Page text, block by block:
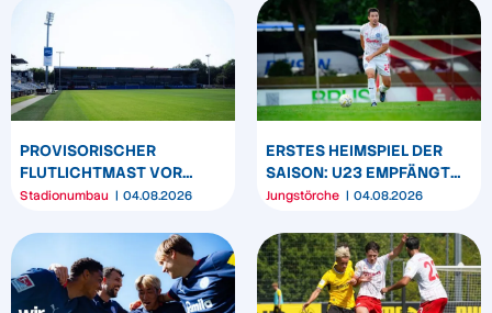
PROVISORISCHER
FLUTLICHTMAST VOR
WESTTRIBÜNE WIRD
Stadionumbau 04.08.2026
ERSTES HEIMSPIEL DER
SAISON: U23 EMPFÄNGT
HEIDER SV
Jungstörche 04.08.2026